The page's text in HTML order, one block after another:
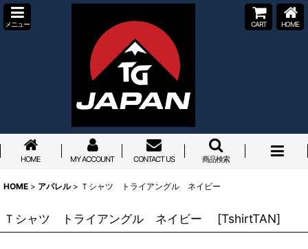
メニュー CART HOME
HOME MY ACCOUNT CONTACT US 商品検索
HOME > アパレル > Ｔシャツ トライアングル ネイビー
Ｔシャツ トライアングル ネイビー [TshirtTAN]